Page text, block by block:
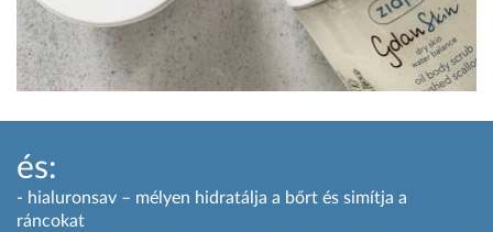
és:
- hialuronsav – mélyen hidratálja a bőrt és simítja a
ráncokat